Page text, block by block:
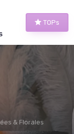
TOPs
& Florales